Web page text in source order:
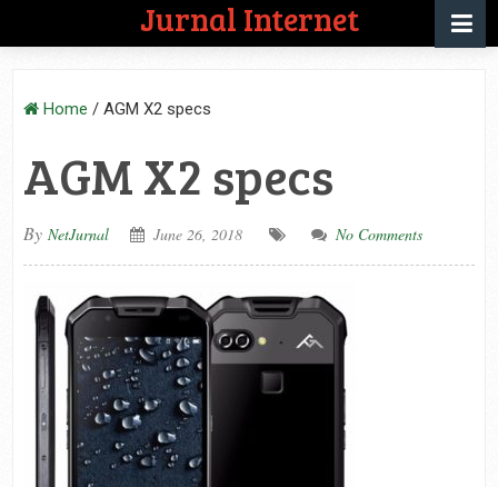
Jurnal Internet
Home / AGM X2 specs
AGM X2 specs
By NetJurnal June 26, 2018 No Comments